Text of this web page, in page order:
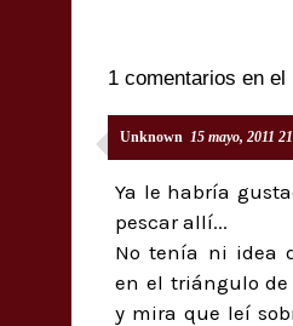
1 comentarios en el
Unknown 15 mayo, 2011
Ya le habría
pescar allí...
No tenía ni idea
en el triángulo de
y mira que leí